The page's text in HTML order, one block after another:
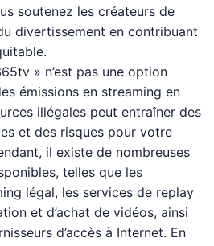
soutenez les créateurs de
divertissement en contribuant
» n’est pas une option
émissions en streaming en
illégales peut entraîner des
et des risques pour votre
il existe de nombreuses
telles que les
légal, les services de replay
et d’achat de vidéos, ainsi
d’accès à Internet. En